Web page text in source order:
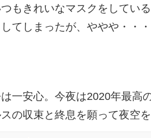
もきれいなマスクをしてい
てしまったが、ややや・・
一安心。今夜は2020年最高
の収束と終息を願って夜空